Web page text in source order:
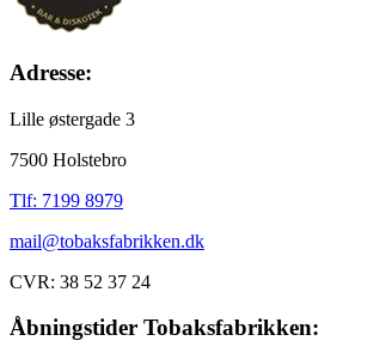
Adresse:
Lille østergade 3
7500 Holstebro
Tlf: 7199 8979
mail@tobaksfabrikken.dk
CVR: 38 52 37 24
Åbningstider Tobaksfabrikken: